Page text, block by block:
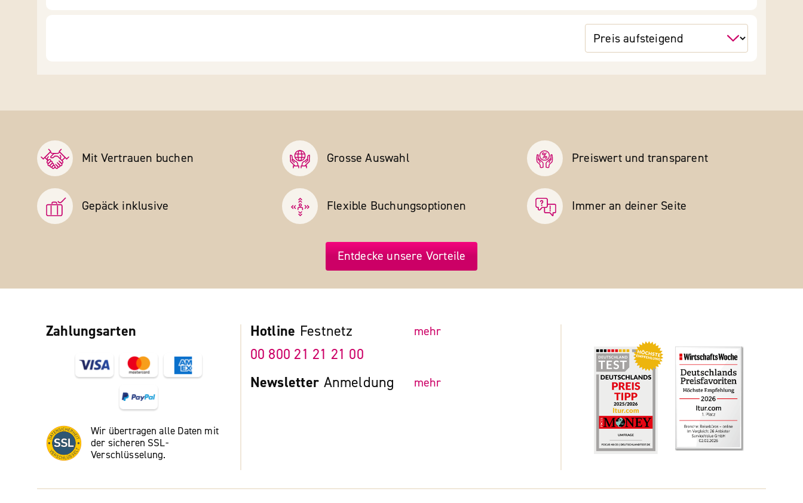
Mit Vertrauen buchen Grosse Auswahl Preiswert und transparent
Gepäck inklusive Flexible Buchungs­optionen Immer an deiner Seite
Entdecke unsere Vorteile
Zahlungsarten
Wir übertragen alle Daten mit
der sicheren SSL-
Verschlüsselung.
Hotline Festnetz mehr
00 800 21 21 21 00
Newsletter Anmeldung mehr